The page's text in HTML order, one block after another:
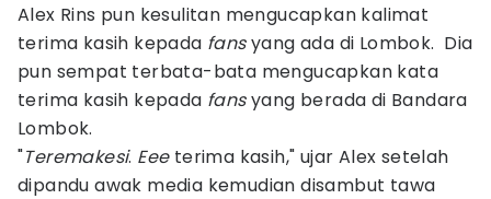
Alex Rins pun kesulitan mengucapkan kalimat
terima kasih kepada fansyang ada di Lombok. Dia
pun sempat terbata-bata mengucapkan kata
terima kasih kepada fansyang berada di Bandara
Lombok.
"Teremakesi. Eeeterima kasih," ujar Alex setelah
dipandu awak media kemudian disambut tawa